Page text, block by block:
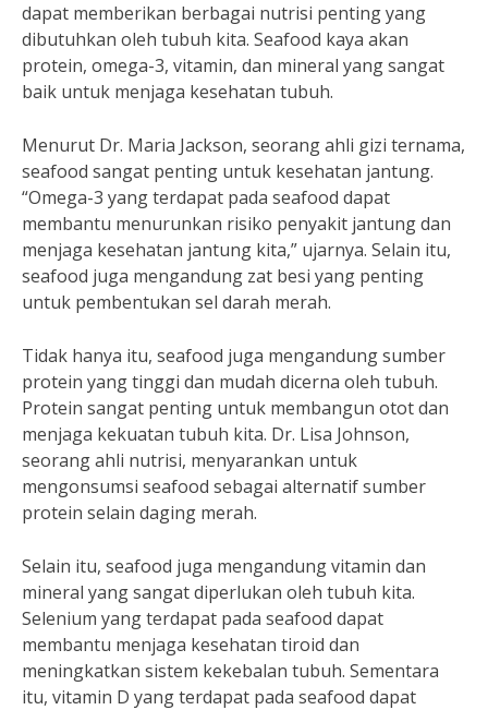
dapat memberikan berbagai nutrisi penting yang
dibutuhkan oleh tubuh kita. Seafood kaya akan
protein, omega-3, vitamin, dan mineral yang sangat
baik untuk menjaga kesehatan tubuh.
Menurut Dr. Maria Jackson, seorang ahli gizi ternama,
seafood sangat penting untuk kesehatan jantung.
“Omega-3 yang terdapat pada seafood dapat
membantu menurunkan risiko penyakit jantung dan
menjaga kesehatan jantung kita,” ujarnya. Selain itu,
seafood juga mengandung zat besi yang penting
untuk pembentukan sel darah merah.
Tidak hanya itu, seafood juga mengandung sumber
protein yang tinggi dan mudah dicerna oleh tubuh.
Protein sangat penting untuk membangun otot dan
menjaga kekuatan tubuh kita. Dr. Lisa Johnson,
seorang ahli nutrisi, menyarankan untuk
mengonsumsi seafood sebagai alternatif sumber
protein selain daging merah.
Selain itu, seafood juga mengandung vitamin dan
mineral yang sangat diperlukan oleh tubuh kita.
Selenium yang terdapat pada seafood dapat
membantu menjaga kesehatan tiroid dan
meningkatkan sistem kekebalan tubuh. Sementara
itu, vitamin D yang terdapat pada seafood dapat